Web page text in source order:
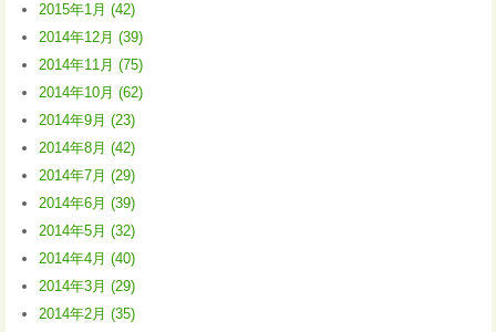
2015年1月 (42)
2014年12月 (39)
2014年11月 (75)
2014年10月 (62)
2014年9月 (23)
2014年8月 (42)
2014年7月 (29)
2014年6月 (39)
2014年5月 (32)
2014年4月 (40)
2014年3月 (29)
2014年2月 (35)